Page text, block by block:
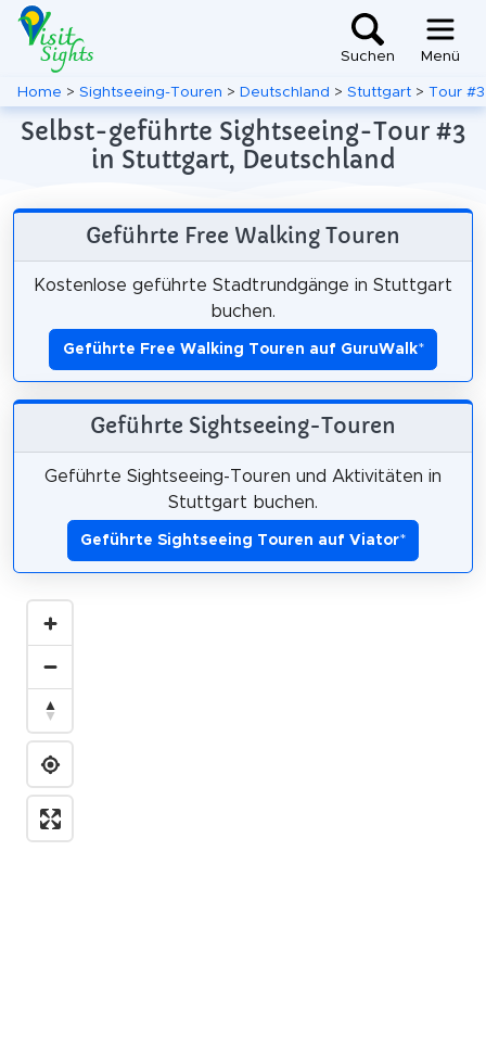
Suchen Menü
Home > Sightseeing-Touren > Deutschland > Stuttgart > Tour #3
Selbst-geführte Sightseeing-Tour #3
in Stuttgart, Deutschland
Geführte Free Walking Touren
Kostenlose geführte Stadtrundgänge in Stuttgart
buchen.
Geführte Free Walking Touren auf GuruWalk*
Geführte Sightseeing-Touren
Geführte Sightseeing-Touren und Aktivitäten in
Stuttgart buchen.
Geführte Sightseeing Touren auf Viator*